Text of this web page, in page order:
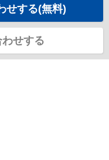
せする(無料)
せする